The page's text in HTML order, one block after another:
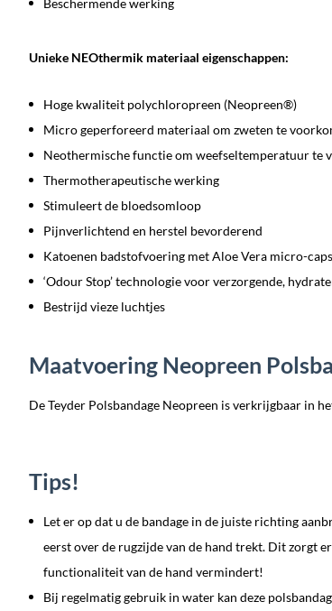
Beschermende werking
Unieke NEOthermik materiaal eigenschappen:
Hoge kwaliteit polychloropreen (Neopreen®)
Micro geperforeerd materiaal om zweten te
Neothermische functie om weefseltemperatuur te
Thermotherapeutische werking
Stimuleert de bloedsomloop
Pijnverlichtend en herstel bevorderend
Katoenen badstofvoering met Aloe Vera micro-
‘Odour Stop’ technologie voor verzorgende,
Bestrijd vieze luchtjes
Maatvoering Neopreen
De Teyder Polsbandage Neopreen is verkrijgbaar in
Tips!
Let er op dat u de bandage in de juiste richting
eerst over de rugzijde van de hand trekt. Dit zorgt
functionaliteit van de hand vermindert!
Bij regelmatig gebruik in water kan deze